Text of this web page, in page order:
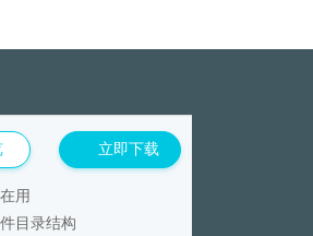
立即下载
用
目录结构